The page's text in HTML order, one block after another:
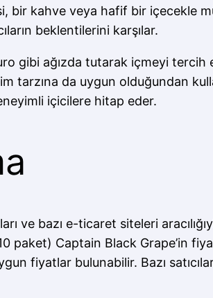
bir kahve veya hafif bir içecekle
beklentilerini karşılar.
gibi ağızda tutarak içmeyi tercih
da uygun olduğundan
içicilere hitap eder.
ve bazı e-ticaret siteleri
Captain Black Grape’in
fiyatlar bulunabilir. Bazı